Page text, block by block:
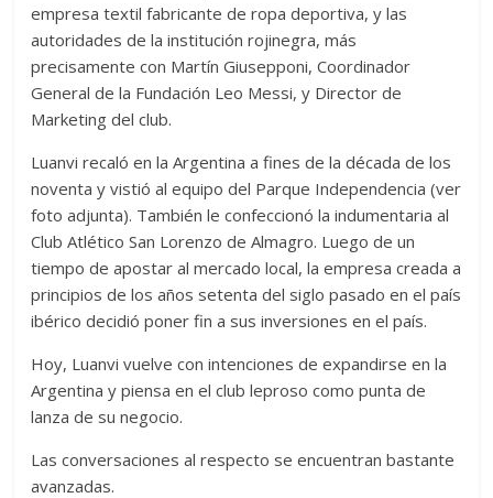
empresa textil fabricante de ropa deportiva, y las
autoridades de la institución rojinegra, más
precisamente con Martín Giusepponi, Coordinador
General de la Fundación Leo Messi, y Director de
Marketing del club.
Luanvi recaló en la Argentina a fines de la década de los
noventa y vistió al equipo del Parque Independencia (ver
foto adjunta). También le confeccionó la indumentaria al
Club Atlético San Lorenzo de Almagro. Luego de un
tiempo de apostar al mercado local, la empresa creada a
principios de los años setenta del siglo pasado en el país
ibérico decidió poner fin a sus inversiones en el país.
Hoy, Luanvi vuelve con intenciones de expandirse en la
Argentina y piensa en el club leproso como punta de
lanza de su negocio.
Las conversaciones al respecto se encuentran bastante
avanzadas.